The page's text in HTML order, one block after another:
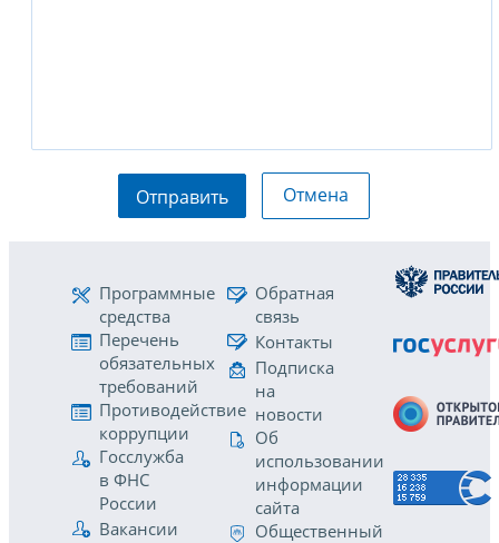
Отправить Отмена
Программные
средства
Перечень
обязательных
требований
Противодействие
коррупции
Госслужба
в ФНС
России
Вакансии
Обратная
связь
Контакты
Подписка
на
новости
Об
использовании
информации
сайта
Общественный